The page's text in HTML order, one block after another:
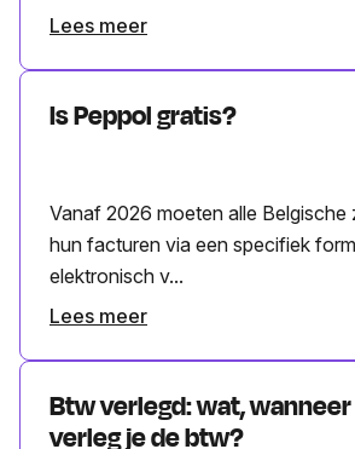
Lees meer
Is Peppol gratis?
Vanaf 2026 moeten alle Belgische
hun facturen via een specifiek
elektronisch v...
Lees meer
Btw verlegd: wat,
verleg je de btw?